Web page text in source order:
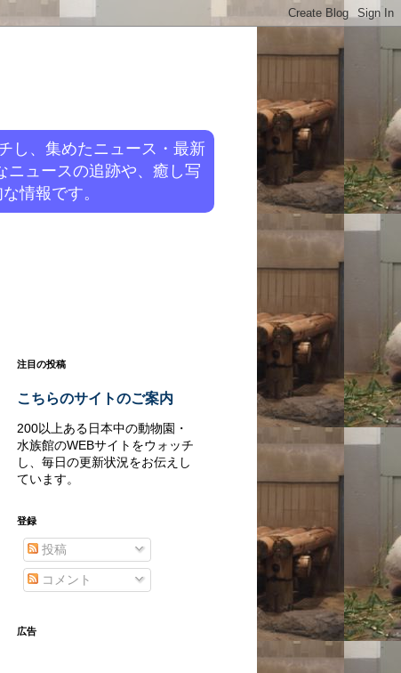
し、集めたニュース・最新
ニュースの追跡や、癒し写
情報です。
注目の投稿
こちらのサイトのご案内
200以上ある日本中の動物園・
水族館のWEBサイトをウォッチ
し、毎日の更新状況をお伝えし
ています。
登録
投稿
コメント
広告